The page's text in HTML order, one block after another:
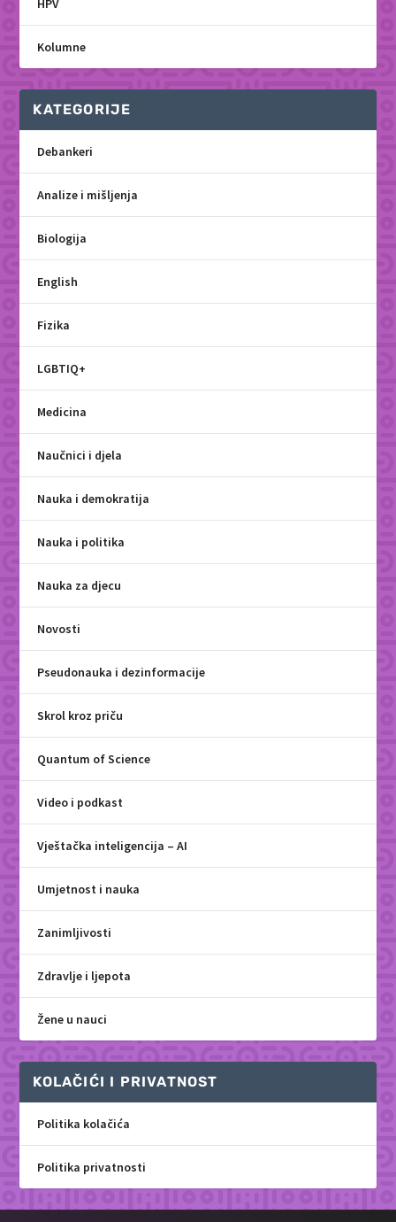
HPV
Kolumne
KATEGORIJE
Debankeri
Analize i mišljenja
Biologija
English
Fizika
LGBTIQ+
Medicina
Naučnici i djela
Nauka i demokratija
Nauka i politika
Nauka za djecu
Novosti
Pseudonauka i dezinformacije
Skrol kroz priču
Quantum of Science
Video i podkast
Vještačka inteligencija – AI
Umjetnost i nauka
Zanimljivosti
Zdravlje i ljepota
Žene u nauci
KOLAČIĆI I PRIVATNOST
Politika kolačića
Politika privatnosti